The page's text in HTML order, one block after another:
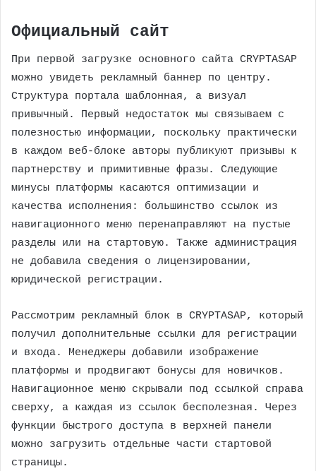
Официальный сайт
При первой загрузке основного сайта CRYPTASAP
можно увидеть рекламный баннер по центру.
Структура портала шаблонная, а визуал
привычный. Первый недостаток мы связываем с
полезностью информации, поскольку практически
в каждом веб-блоке авторы публикуют призывы к
партнерству и примитивные фразы. Следующие
минусы платформы касаются оптимизации и
качества исполнения: большинство ссылок из
навигационного меню перенаправляют на пустые
разделы или на стартовую. Также администрация
не добавила сведения о лицензировании,
юридической регистрации.
Рассмотрим рекламный блок в CRYPTASAP, который
получил дополнительные ссылки для регистрации
и входа. Менеджеры добавили изображение
платформы и продвигают бонусы для новичков.
Навигационное меню скрывали под ссылкой справа
сверху, а каждая из ссылок бесполезная. Через
функции быстрого доступа в верхней панели
можно загрузить отдельные части стартовой
страницы.